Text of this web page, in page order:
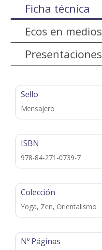
Ficha técnica
Ecos en medios
Presentaciones
Sello
Mensajero
ISBN
978-84-271-0739-7
Colección
Yoga, Zen, Orientalismo
Nº Páginas